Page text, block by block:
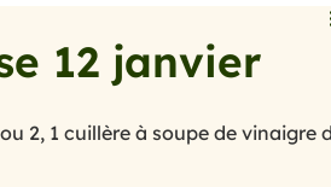
la cuisine sans gluten
12 janvier
2, 1 cuillère à soupe de vinaigre